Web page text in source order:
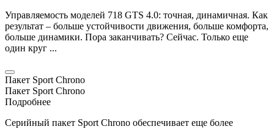
Управляемость моделей 718 GTS 4.0: точная, динамичная. Как
результат – больше устойчивости движения, больше комфорта,
больше динамики. Пора заканчивать? Сейчас. Только еще
один круг ...
Пакет Sport Chrono
Пакет Sport Chrono
Подробнее
Серийный пакет Sport Chrono обеспечивает еще более